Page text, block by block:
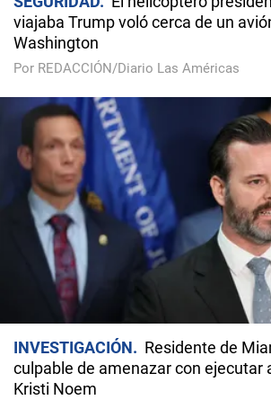
viajaba Trump voló cerca de un
Washington
Por REDACCIÓN/Diario Las Américas
INVESTIGACIÓN
Residente de
culpable de amenazar con ejecutar
Kristi Noem